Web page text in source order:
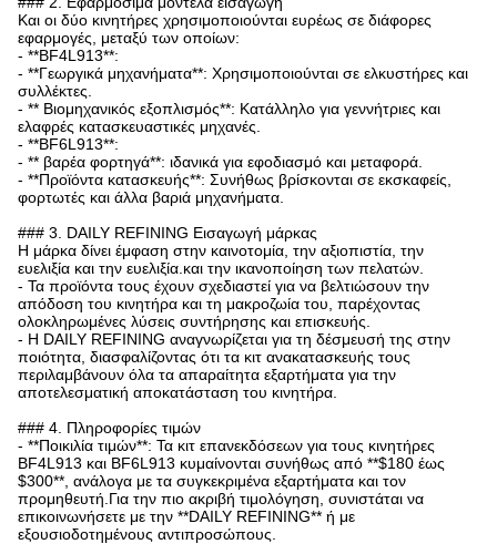
Και οι δύο κινητήρες χρησιμοποιούνται ευρέως σε διάφορες
εφαρμογές, μεταξύ των οποίων:
- **BF4L913**:
- **Γεωργικά μηχανήματα**: Χρησιμοποιούνται σε ελκυστήρες και
συλλέκτες.
- ** Βιομηχανικός εξοπλισμός**: Κατάλληλο για γεννήτριες και
ελαφρές κατασκευαστικές μηχανές.
- **BF6L913**:
- ** βαρέα φορτηγά**: ιδανικά για εφοδιασμό και μεταφορά.
- **Προϊόντα κατασκευής**: Συνήθως βρίσκονται σε εκσκαφείς,
φορτωτές και άλλα βαριά μηχανήματα.
### 3. DAILY REFINING Εισαγωγή μάρκας
Η μάρκα δίνει έμφαση στην καινοτομία, την αξιοπιστία, την
ευελιξία και την ευελιξία.και την ικανοποίηση των πελατών.
- Τα προϊόντα τους έχουν σχεδιαστεί για να βελτιώσουν την
απόδοση του κινητήρα και τη μακροζωία του, παρέχοντας
ολοκληρωμένες λύσεις συντήρησης και επισκευής.
- Η DAILY REFINING αναγνωρίζεται για τη δέσμευσή της στην
ποιότητα, διασφαλίζοντας ότι τα κιτ ανακατασκευής τους
περιλαμβάνουν όλα τα απαραίτητα εξαρτήματα για την
αποτελεσματική αποκατάσταση του κινητήρα.
### 4. Πληροφορίες τιμών
- **Ποικιλία τιμών**: Τα κιτ επανεκδόσεων για τους κινητήρες
BF4L913 και BF6L913 κυμαίνονται συνήθως από **$180 έως
$300**, ανάλογα με τα συγκεκριμένα εξαρτήματα και τον
προμηθευτή.Για την πιο ακριβή τιμολόγηση, συνιστάται να
επικοινωνήσετε με την **DAILY REFINING** ή με
εξουσιοδοτημένους αντιπροσώπους.